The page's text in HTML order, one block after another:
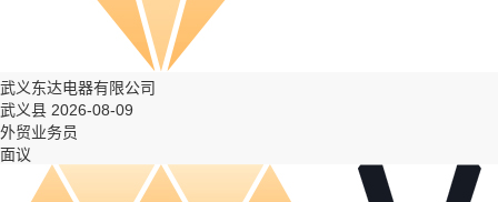
武义东达电器有限公司
武义县 2026-08-09
外贸业务员
面议